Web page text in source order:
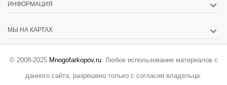
ИНФОРМАЦИЯ
МЫ НА КАРТАХ
© 2008-2025 Mnogofarkopov.ru. Любое использование материалов с
данного сайта, разрешено только с согласия владельца.